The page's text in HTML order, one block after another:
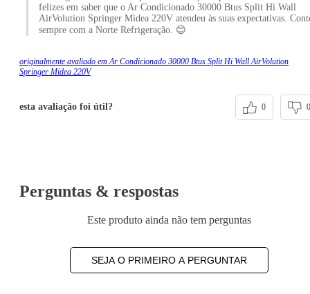
felizes em saber que o Ar Condicionado 30000 Btus Split Hi Wall
AirVolution Springer Midea 220V atendeu às suas expectativas.
sempre com a Norte Refrigeração. 😊
originalmente avaliado em Ar Condicionado 30000 Btus Split Hi Wall AirVolution
Springer Midea 220V
esta avaliação foi útil? 0 0
Perguntas & respostas
Este produto ainda não tem perguntas
SEJA O PRIMEIRO A PERGUNTAR